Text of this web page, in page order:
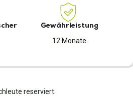
Gewährleistung
12 Monate
reserviert.